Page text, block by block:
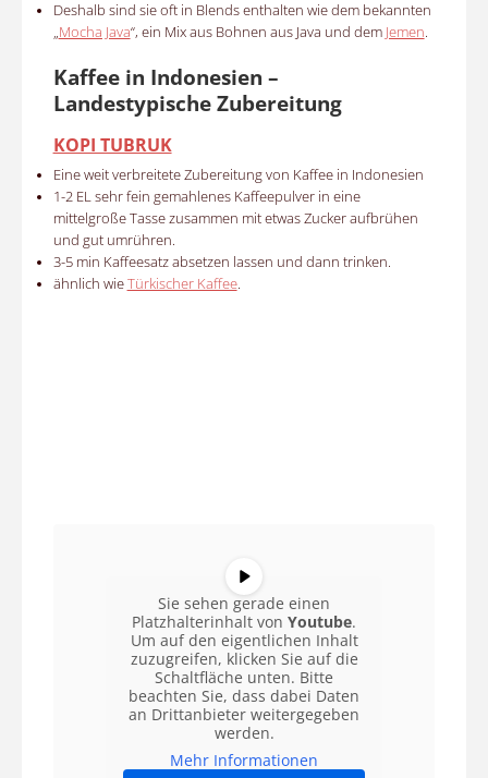
Deshalb sind sie oft in Blends enthalten wie dem bekannten
„Mocha Java“, ein Mix aus Bohnen aus Java und dem Jemen.
Kaffee in Indonesien –
Landestypische Zubereitung
KOPI TUBRUK
Eine weit verbreitete Zubereitung von Kaffee in Indonesien
1-2 EL sehr fein gemahlenes Kaffeepulver in eine
mittelgroße Tasse zusammen mit etwas Zucker aufbrühen
und gut umrühren.
3-5 min Kaffeesatz absetzen lassen und dann trinken.
ähnlich wieTürkischer Kaffee.
Sie sehen gerade einen
Platzhalterinhalt von Youtube.
Um auf den eigentlichen Inhalt
zuzugreifen, klicken Sie auf die
Schaltfläche unten. Bitte
beachten Sie, dass dabei Daten
an Drittanbieter weitergegeben
werden.
Mehr Informationen